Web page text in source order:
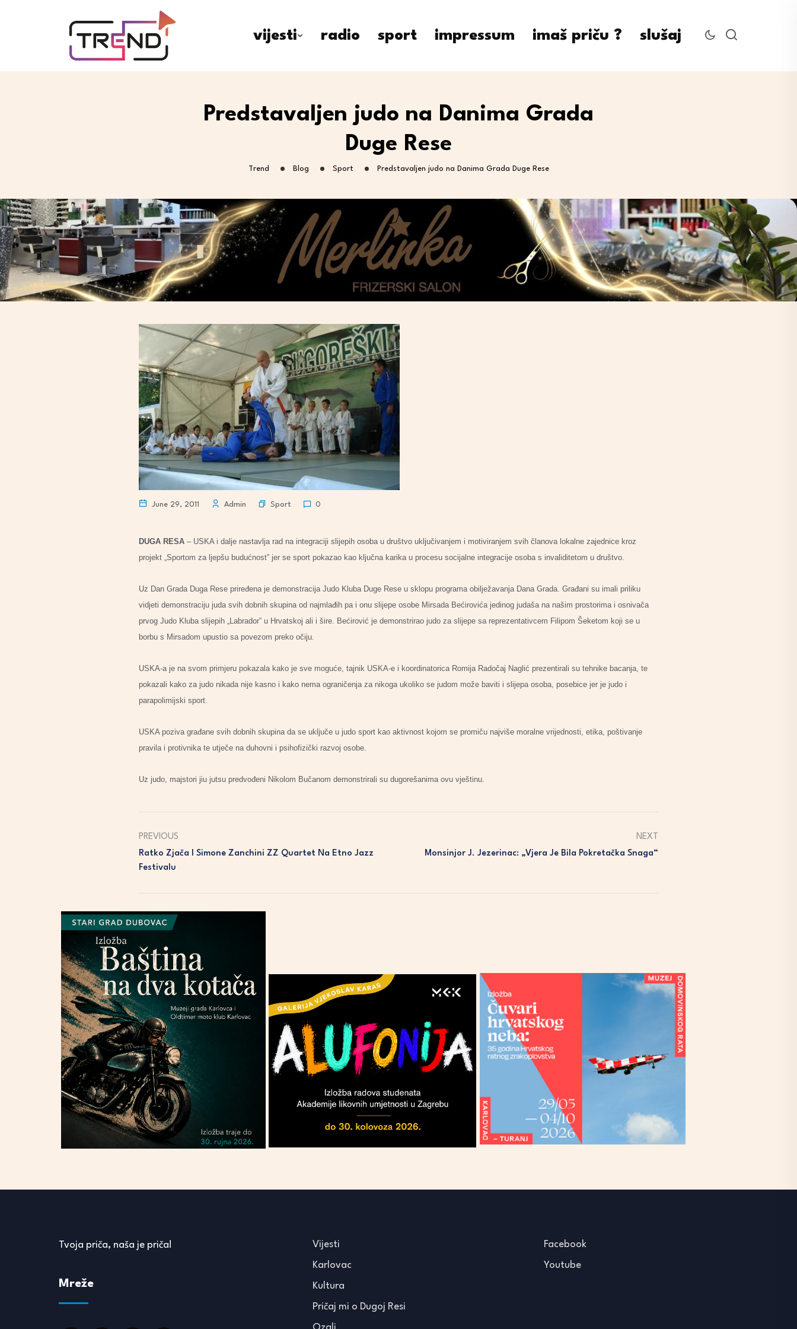
vijesti radio sport impressum imaš priču ? slušaj
Predstavaljen judo na Danima Grada
Duge Rese
Trend Blog Sport Predstavaljen judo na Danima Grada Duge Rese
June 29, 2011 Admin Sport 0
DUGA RESA – USKA i dalje nastavlja rad na integraciji slijepih osoba u društvo uključivanjem i motiviranjem svih članova lokalne zajednice kroz
projekt „Sportom za ljepšu budućnost” jer se sport pokazao kao ključna karika u procesu socijalne integracije osoba s invaliditetom u društvo.
Uz Dan Grada Duga Rese priređena je demonstracija Judo Kluba Duge Rese u sklopu programa obilježavanja Dana Grada. Građani su imali priliku
vidjeti demonstraciju juda svih dobnih skupina od najmlađih pa i onu slijepe osobe Mirsada Bećirovića jedinog judaša na našim prostorima i osnivača
prvog Judo Kluba slijepih „Labrador” u Hrvatskoj ali i šire. Bećirović je demonstrirao judo za slijepe sa reprezentativcem Filipom Šeketom koji se u
borbu s Mirsadom upustio sa povezom preko očiju.
USKA-a je na svom primjeru pokazala kako je sve moguće, tajnik USKA-e i koordinatorica Romija Radočaj Naglić prezentirali su tehnike bacanja, te
pokazali kako za judo nikada nije kasno i kako nema ograničenja za nikoga ukoliko se judom može baviti i slijepa osoba, posebice jer je judo i
parapolimijski sport.
USKA poziva građane svih dobnih skupina da se uključe u judo sport kao aktivnost kojom se promiču najviše moralne vrijednosti, etika, poštivanje
pravila i protivnika te utječe na duhovni i psihofizički razvoj osobe.
Uz judo, majstori jiu jutsu predvođeni Nikolom Bučanom demonstrirali su dugorešanima ovu vještinu.
PREVIOUS
Ratko Zjača I Simone Zanchini ZZ Quartet Na Etno Jazz
Festivalu
NEXT
Monsinjor J. Jezerinac: „Vjera Je Bila Pokretačka Snaga“
Tvoja priča, naša je priča!
Mreže
Vijesti
Karlovac
Kultura
Pričaj mi o Dugoj Resi
Facebook
Youtube